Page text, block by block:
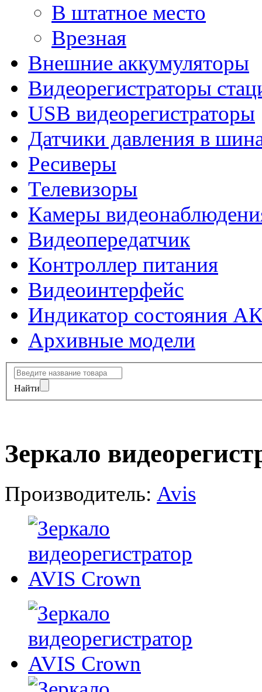
В штатное место
Врезная
Внешние аккумуляторы
Видеорегистраторы
USB видеорегистраторы
Датчики давления в
Ресиверы
Телевизоры
Камеры
Видеопередатчик
Контроллер питания
Видеоинтерфейс
Индикатор состояния
Архивные модели
Найти
Зеркало
Производитель: Avis